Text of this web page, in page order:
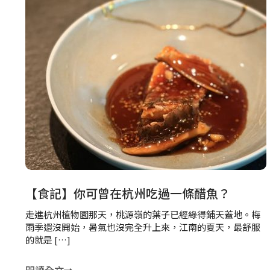
【食記】你可曾在杭州吃過一條醋魚？
走進杭州植物園那天，桃源嶺的葉子已經綠得鋪天蓋地。梅
雨季還沒開始，暑氣也沒完全升上來，江南的夏天，最舒服
的就是 […]